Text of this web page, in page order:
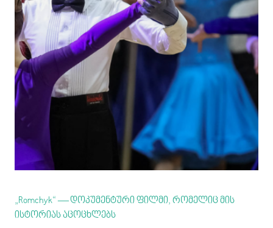
„Romchyk“ — დოკუმენტური ფილმი, რომელიც მის
ისტორიას აცოცხლებს